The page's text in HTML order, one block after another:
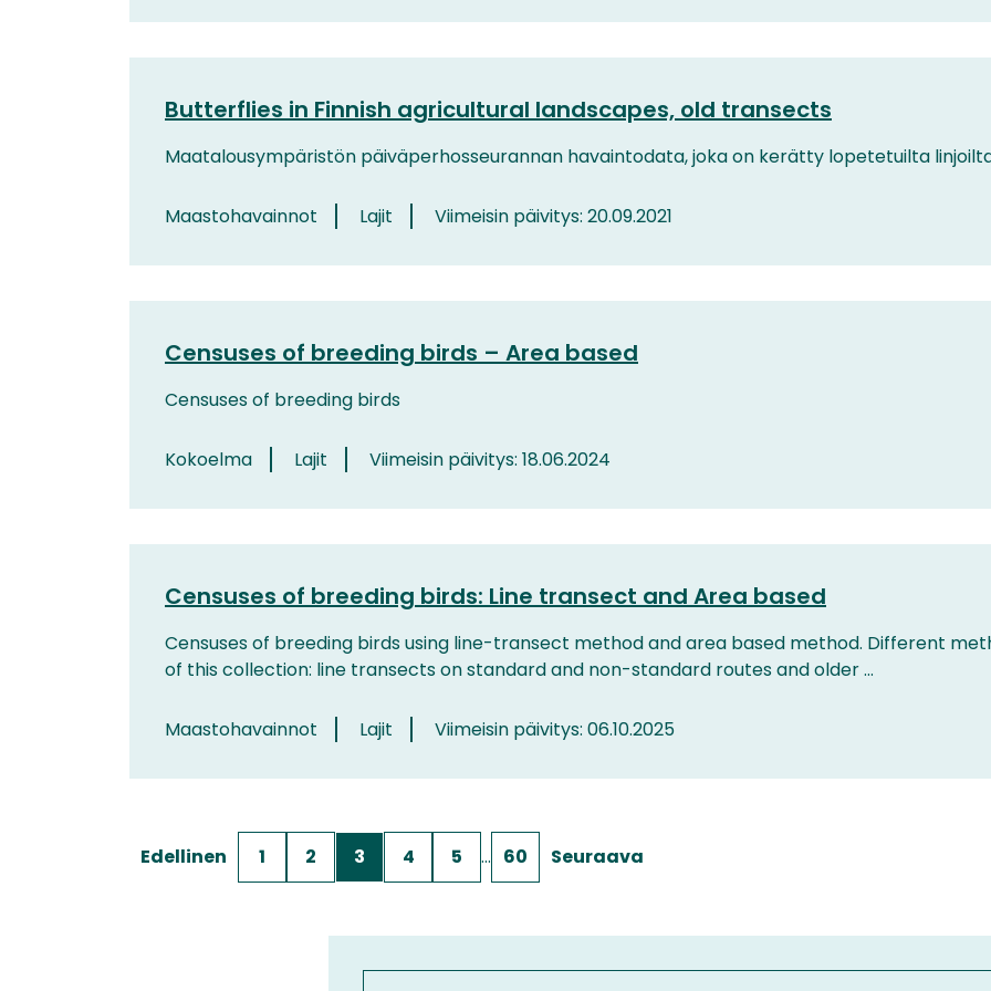
Butterflies in Finnish agricultural landscapes, old transects
Maatalousympäristön päiväperhosseurannan havaintodata, joka on kerätty lopetetuilta
Maastohavainnot Lajit Viimeisin päivitys: 20.09.2021
Censuses of breeding birds – Area based
Censuses of breeding birds
Kokoelma Lajit Viimeisin päivitys: 18.06.2024
Censuses of breeding birds: Line transect and Area based
Censuses of breeding birds using line-transect method and area based method. Different
of this collection: line transects on standard and non-standard routes and older ...
Maastohavainnot Lajit Viimeisin päivitys: 06.10.2025
Edellinen 1 2 3 4 5 … 60 Seuraava